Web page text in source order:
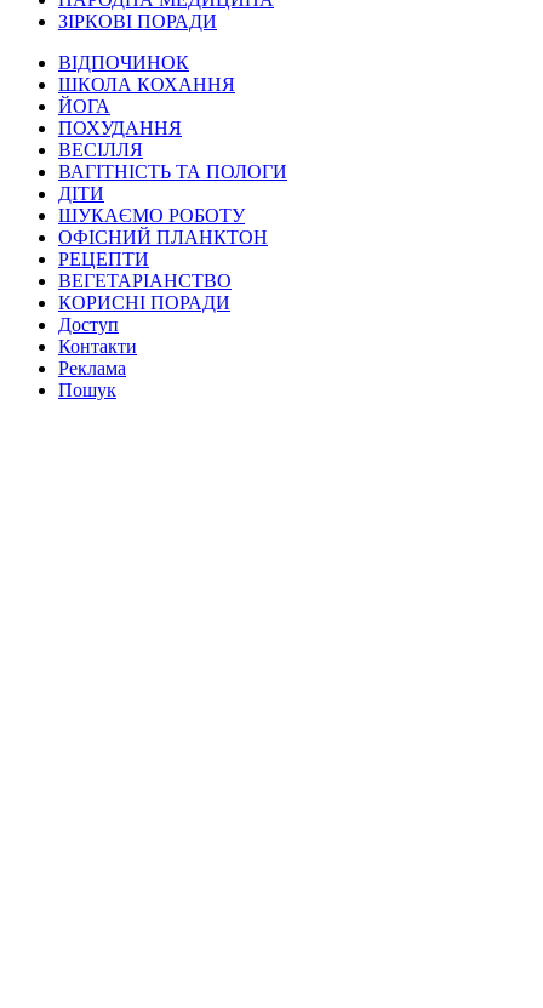
ЗІРКОВІ ПОРАДИ
ВІДПОЧИНОК
ШКОЛА КОХАННЯ
ЙОГА
ПОХУДАННЯ
ВЕСІЛЛЯ
ВАГІТНІСТЬ ТА ПОЛОГИ
ДІТИ
ШУКАЄМО РОБОТУ
ОФІСНИЙ ПЛАНКТОН
РЕЦЕПТИ
ВЕГЕТАРІАНСТВО
КОРИСНІ ПОРАДИ
Доступ
Контакти
Реклама
Пошук